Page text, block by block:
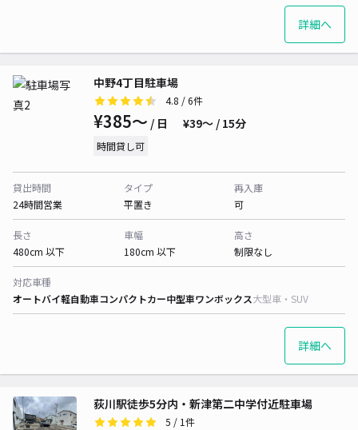
詳細へ
中野4丁目駐車場
4.8 / 6件
¥385〜 / 日 ¥39〜 / 15分
時間貸し可
貸出時間
24時間営業
タイプ
平置き
再入庫
可
長さ
480cm 以下
車幅
180cm 以下
高さ
制限なし
対応車種
オートバイ軽自動車コンパクトカー中型車ワンボックス大型車・SUV
詳細へ
荻川駅徒歩5分内・新津第二中学付近駐車場
5 / 1件